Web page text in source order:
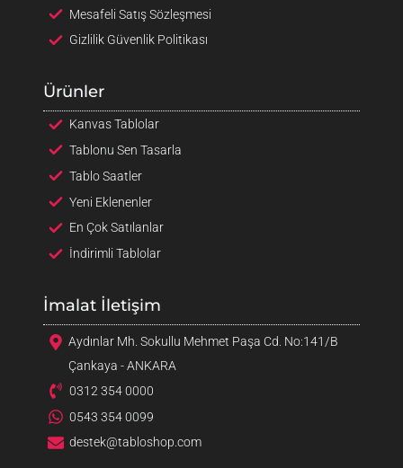
Mesafeli Satış Sözleşmesi
Gizlilik Güvenlik Politikası
Ürünler
Kanvas Tablolar
Tablonu Sen Tasarla
Tablo Saatler
Yeni Eklenenler
En Çok Satılanlar
İndirimli Tablolar
İmalat İletişim
Aydınlar Mh. Sokullu Mehmet Paşa Cd. No:141/B
Çankaya - ANKARA
0312 354 0000
0543 354 0099
destek@tabloshop.com